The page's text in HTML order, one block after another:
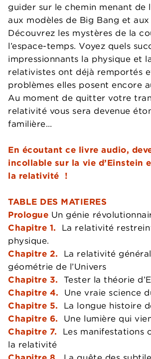
guider sur le chemin menant de
aux modèles de Big Bang et
Découvrez les mystères de la
l’espace-temps. Voyez quels
impressionnants la physique et
relativistes ont déjà remportés
problèmes elles posent encore
Au moment de quitter votre
relativité vous sera devenue
familière…
En écoutant ce livre audio,
incollable sur la vie d’Einstein
la relativité !
TABLE DES MATIERES
Prologue Un génie
Chapitre 1. La relativité
physique.
Chapitre 2. La relativité
géométrie de l’Univers
Chapitre 3. Tester la théorie
Chapitre 4. Une vraie science
Chapitre 5. La longue histoire
Chapitre 6. Une lumière qui
Chapitre 7. Les manifestations
la relativité